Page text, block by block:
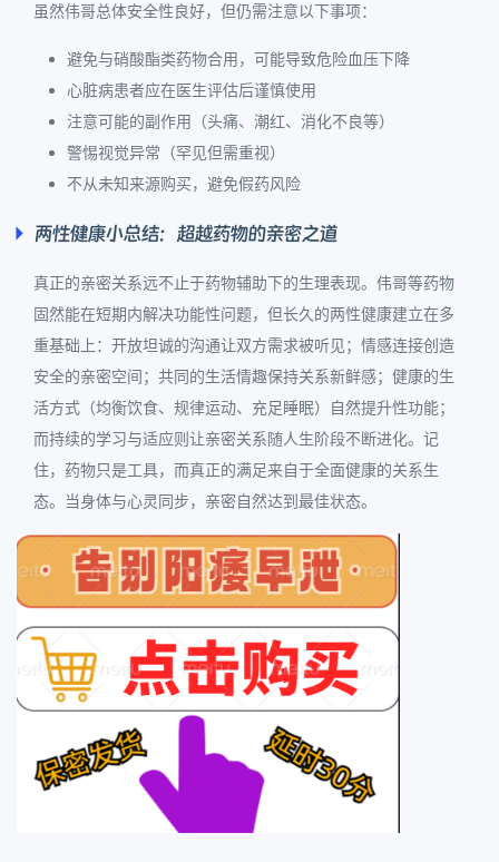
虽然伟哥总体安全性良好，但仍需注意以下事项：
避免与硝酸酯类药物合用，可能导致危险血压下降
心脏病患者应在医生评估后谨慎使用
注意可能的副作用（头痛、潮红、消化不良等）
警惕视觉异常（罕见但需重视）
不从未知来源购买，避免假药风险
两性健康小总结：超越药物的亲密之道
真正的亲密关系远不止于药物辅助下的生理表现。伟哥等药物
固然能在短期内解决功能性问题，但长久的两性健康建立在多
重基础上：开放坦诚的沟通让双方需求被听见；情感连接创造
安全的亲密空间；共同的生活情趣保持关系新鲜感；健康的生
活方式（均衡饮食、规律运动、充足睡眠）自然提升性功能；
而持续的学习与适应则让亲密关系随人生阶段不断进化。记
住，药物只是工具，而真正的满足来自于全面健康的关系生
态。当身体与心灵同步，亲密自然达到最佳状态。